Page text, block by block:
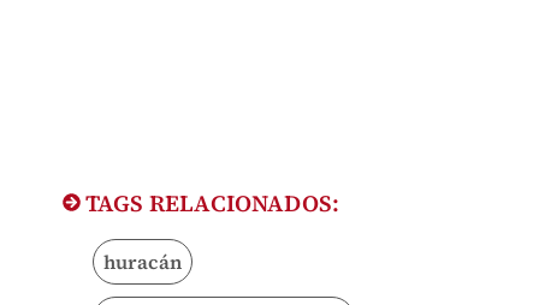
TAGS RELACIONADOS:
huracán